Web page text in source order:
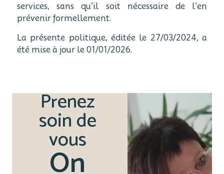
services, sans qu’il soit nécessaire de l’en
prévenir formellement.
La présente politique, éditée le 27/03/2024, a
été mise à jour le 01/01/2026.
Prenez
soin de
vous
On